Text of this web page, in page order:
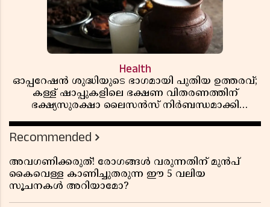
Health
ഓപ്പറേഷൻ ശുദ്ധിയുടെ ഭാഗമായി പുതിയ ഉത്തരവ്;
കള്ള് ഷാപ്പുകളിലെ ഭക്ഷണ വിതരണത്തിന്
ഭക്ഷ്യസുരക്ഷാ ലൈസൻസ് നിർബന്ധമാക്കി
Recommended
അവഗണിക്കരുത്! രോഗങ്ങൾ വരുന്നതിന് മുൻപ്
കൈവെള്ള കാണിച്ചുതരുന്ന ഈ 5 വലിയ
സൂചനകൾ അറിയാമോ?